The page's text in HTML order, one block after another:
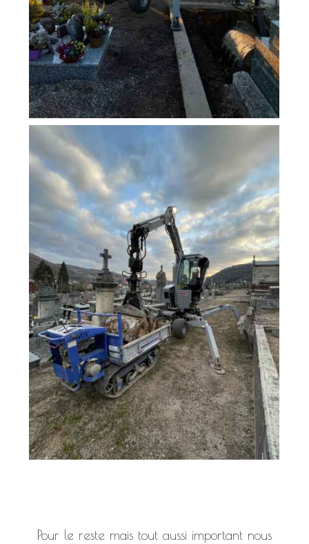
Pour le reste mais tout aussi important nous